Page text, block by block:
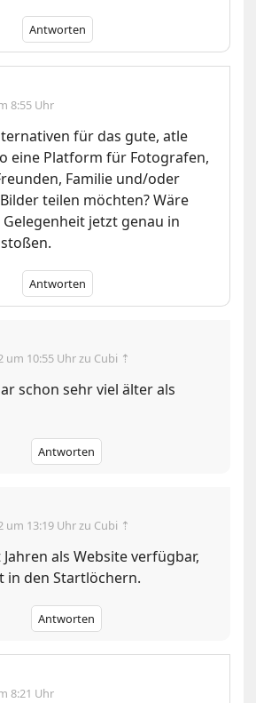
Antworten
8:55 Uhr
für das gute, atle
eine Platform für Fotografen,
Familie und/oder
teilen möchten? Wäre
jetzt genau in
Antworten
um 10:55 Uhrzu Cubi ⇡
schon sehr viel älter als
Antworten
um 13:19 Uhrzu Cubi ⇡
Jahren als Website verfügbar,
in den Startlöchern.
Antworten
8:21 Uhr